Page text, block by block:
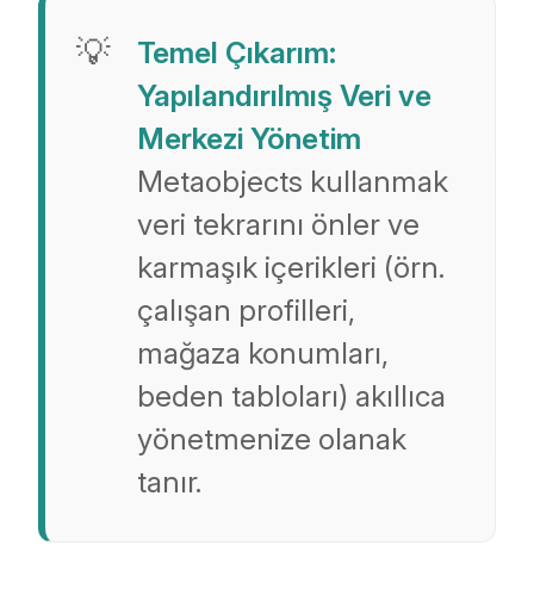
Temel Çıkarım:
Yapılandırılmış Veri ve
Merkezi Yönetim
Metaobjects kullanmak
veri tekrarını önler ve
karmaşık içerikleri (örn.
çalışan profilleri,
mağaza konumları,
beden tabloları) akıllıca
yönetmenize olanak
tanır.